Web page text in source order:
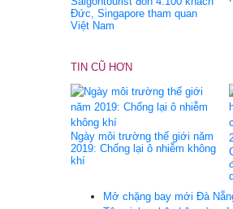
Đức, Singapore tham quan
Việt Nam
TIN CŨ HƠN
Ngày môi trường thế giới năm
2019: Chống lại ô nhiễm không
khí
Mở chặng bay mới Đà